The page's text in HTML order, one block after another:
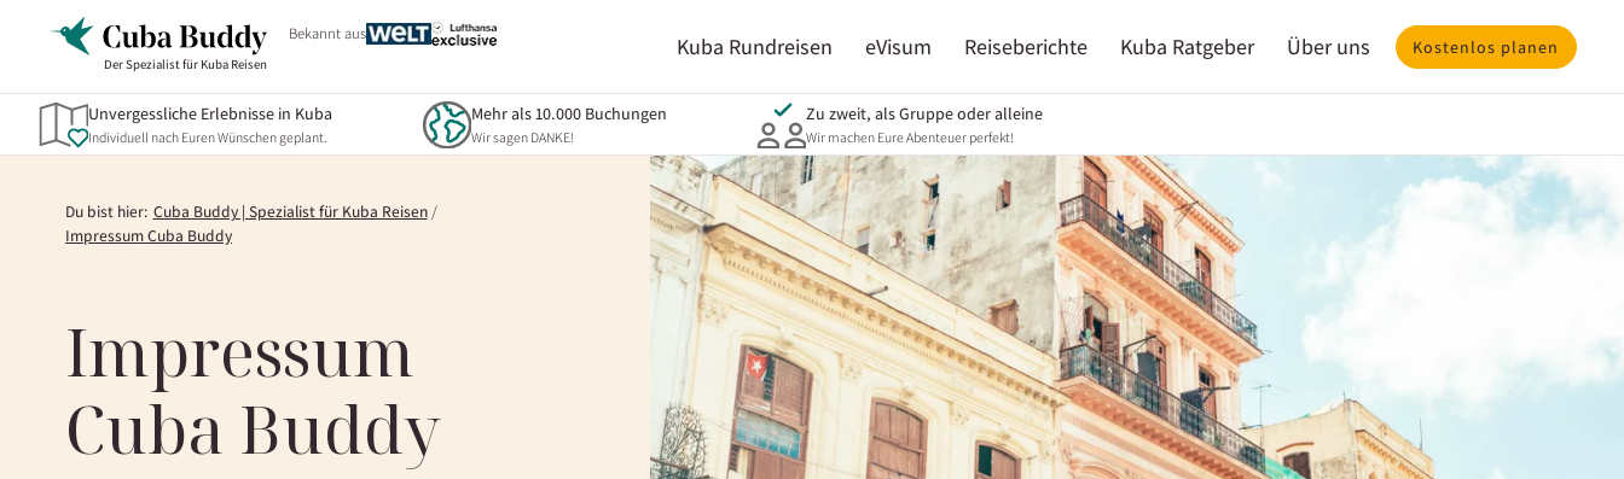
Der Spezialist für Kuba Reisen
Bekannt aus Kuba Rundreisen eVisum Reiseberichte Kuba Ratgeber Über uns Kostenlos planen
Unvergessliche Erlebnisse in Kuba
Individuell nach Euren Wünschen geplant.
Mehr als 10.000 Buchungen
Wir sagen DANKE!
Zu zweit, als Gruppe oder alleine
Wir machen Eure Abenteuer perfekt!
Du bist hier: Cuba Buddy | Spezialist für Kuba Reisen
Impressum Cuba Buddy
Impressum
Cuba Buddy